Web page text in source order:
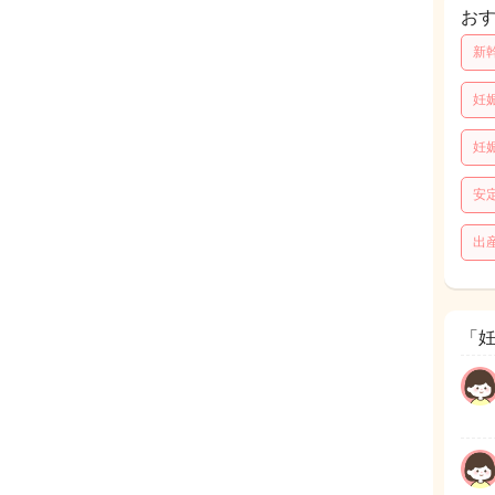
お
新
妊
妊
安
出
「